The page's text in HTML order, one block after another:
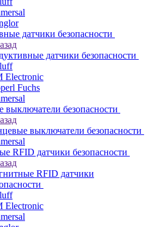
датчики безопасности
датчики безопасности
Electronic
Fuchs
выключатели безопасности
выключатели безопасности
RFID датчики безопасности
RFID датчики
Electronic